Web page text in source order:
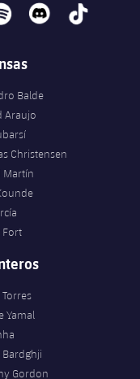
discord tiktok
Balde
Araujo
Christensen
Martín
Fort
Yamal
Bardghji
Gordon